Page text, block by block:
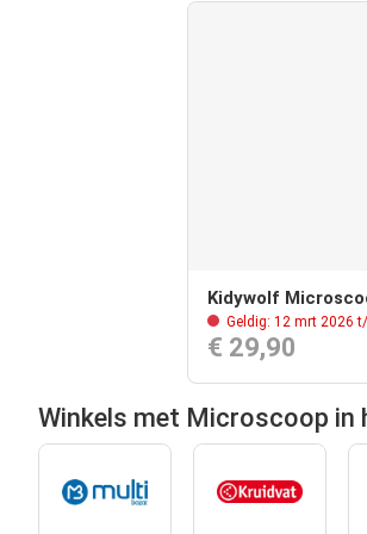
Kidywolf
Geldig: 12 mrt 2026
€ 29,90
Winkels met Microscoop